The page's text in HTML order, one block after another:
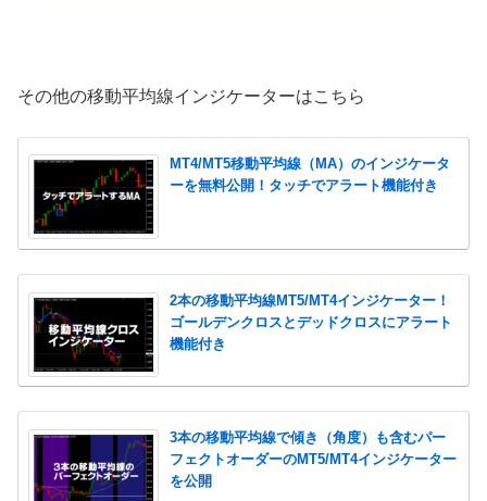
その他の移動平均線インジケーターはこちら
MT4/MT5移動平均線（MA）のインジケータ
ーを無料公開！タッチでアラート機能付き
2本の移動平均線MT5/MT4インジケーター！
ゴールデンクロスとデッドクロスにアラート
機能付き
3本の移動平均線で傾き（角度）も含むパー
フェクトオーダーのMT5/MT4インジケーター
を公開